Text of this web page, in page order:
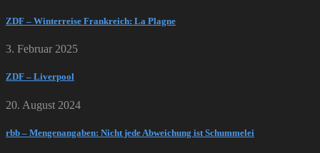
ZDF – Winterreise Frankreich: La Plagne
3. Februar 2025
ZDF – Liverpool
20. August 2024
rbb – Mengenangaben: Nicht jede Abweichung ist Schummelei